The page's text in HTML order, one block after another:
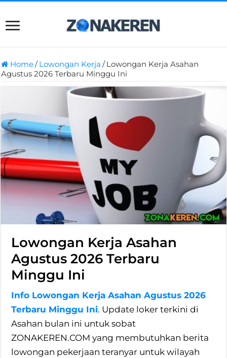
Home/Lowongan Kerja /Lowongan Kerja Asahan
Agustus 2026 Terbaru Minggu Ini
Lowongan Kerja Asahan
Agustus 2026 Terbaru
Minggu Ini
Info Lowongan Kerja Asahan Agustus 2026
Terbaru Minggu Ini. Update loker terkini di
Asahan bulan ini untuk sobat
ZONAKEREN.COM yang membutuhkan berita
lowongan pekerjaan teranyar untuk wilayah